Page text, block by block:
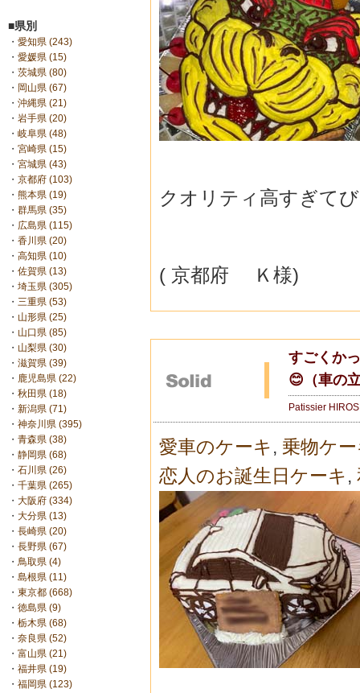
■県別
・ 愛知県 (243)
・ 愛媛県 (15)
・ 茨城県 (80)
・ 岡山県 (67)
・ 沖縄県 (21)
・ 岩手県 (20)
・ 岐阜県 (48)
・ 宮崎県 (15)
・ 宮城県 (43)
・ 京都府 (103)
・ 熊本県 (19)
・ 群馬県 (35)
・ 広島県 (115)
・ 香川県 (20)
・ 高知県 (10)
・ 佐賀県 (13)
・ 埼玉県 (305)
・ 三重県 (53)
・ 山形県 (25)
・ 山口県 (85)
・ 山梨県 (30)
・ 滋賀県 (39)
・ 鹿児島県 (22)
・ 秋田県 (18)
・ 新潟県 (71)
・ 神奈川県 (395)
・ 青森県 (38)
・ 静岡県 (68)
・ 石川県 (26)
・ 千葉県 (265)
・ 大阪府 (334)
・ 大分県 (13)
・ 長崎県 (20)
・ 長野県 (67)
・ 鳥取県 (4)
・ 島根県 (11)
・ 東京都 (668)
・ 徳島県 (9)
・ 栃木県 (68)
・ 奈良県 (52)
・ 富山県 (21)
・ 福井県 (19)
・ 福岡県 (123)
クオリティ高すぎて
( 京都府 Ｋ様)
すごくか
😊（車の
Patissier
愛車のケーキ , 乗物ケ
恋人のお誕生日ケーキ ,